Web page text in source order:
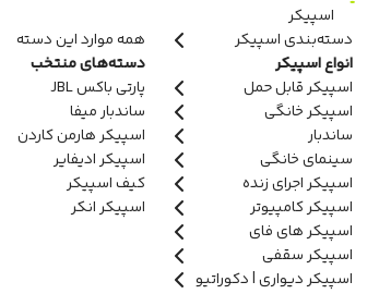
اسپیکر
دسته‌بندی اسپیکر
همه موارد این دسته
انواع اسپیکر
اسپیکر قابل حمل
اسپیکر خانگی
ساندبار
سینمای خانگی
اسپیکر اجرای زنده
اسپیکر کامپیوتر
اسپیکر های فای
اسپیکر سقفی
اسپیکر دیواری | دکوراتیو
دسته‌های منتخب
پارتی باکس JBL
ساندبار میفا
اسپیکر هارمن کاردن
اسپیکر ادیفایر
کیف اسپیکر
اسپیکر انکر